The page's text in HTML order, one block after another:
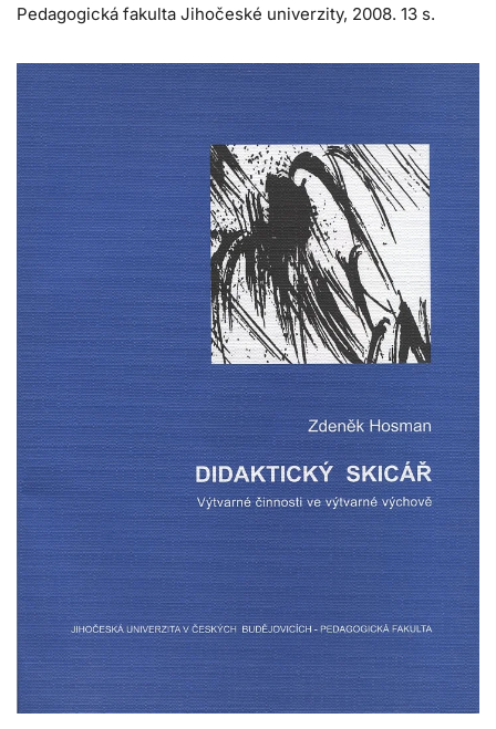
Pedagogická fakulta Jihočeské univerzity, 2008. 13 s.